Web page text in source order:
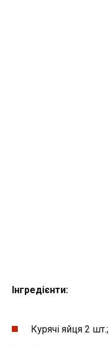
Інгредієнти:
Курячі яйця 2 шт.;